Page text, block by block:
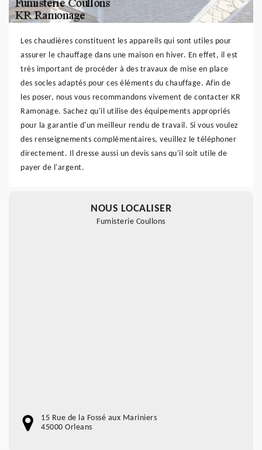
Les chaudières constituent les appareils qui sont utiles pour
assurer le chauffage dans une maison en hiver. En effet, il est
très important de procéder à des travaux de mise en place
des socles adaptés pour ces éléments du chauffage. Afin de
les poser, nous vous recommandons vivement de contacter KR
Ramonage. Sachez qu'il utilise des équipements appropriés
pour la garantie d'un meilleur rendu de travail. Si vous voulez
des renseignements complémentaires, veuillez le téléphoner
directement. Il dresse aussi un devis sans qu'il soit utile de
payer de l'argent.
NOUS LOCALISER
Fumisterie Coullons
15 Rue de la Fossé aux Mariniers
45000 Orleans